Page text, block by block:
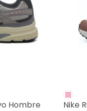
Hombre
Nike